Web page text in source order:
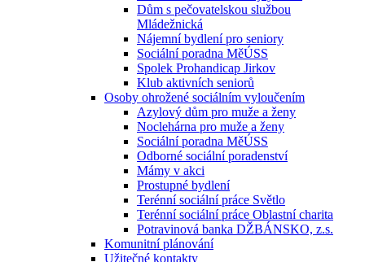
Dům s pečovatelskou službou
Mládežnická
Nájemní bydlení pro seniory
Sociální poradna MěÚSS
Spolek Prohandicap Jirkov
Klub aktivních seniorů
Osoby ohrožené sociálním vyloučením
Azylový dům pro muže a ženy
Noclehárna pro muže a ženy
Sociální poradna MěÚSS
Odborné sociální poradenství
Mámy v akci
Prostupné bydlení
Terénní sociální práce Světlo
Terénní sociální práce Oblastní charita
Potravinová banka DŽBÁNSKO, z.s.
Komunitní plánování
Užitečné kontakty